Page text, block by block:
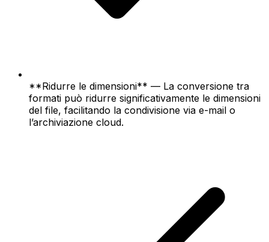
**Ridurre le dimensioni** — La conversione tra
formati può ridurre significativamente le dimensioni
del file, facilitando la condivisione via e-mail o
l’archiviazione cloud.